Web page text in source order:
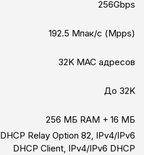
256Gbps
192.5 Мпак/с (Mpps)
32K MAC адресов
До 32K
256 МБ RAM + 16 МБ
DHCP Relay Option 82, IPv4/IPv6
DHCP Client, IPv4/IPv6 DHCP